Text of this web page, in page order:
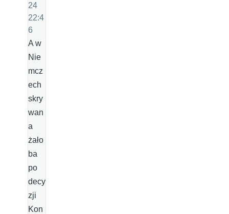
24
22:4
6
A w
Nie
mcz
ech
skry
wan
a
żało
ba
po
decy
zji
Kon